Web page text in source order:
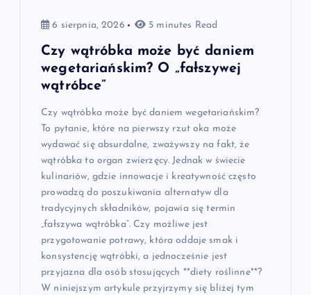
6 sierpnia, 2026 5 minutes Read
Czy wątróbka może być daniem
wegetariańskim? O „fałszywej
wątróbce”
Czy wątróbka może być daniem wegetariańskim?
To pytanie, które na pierwszy rzut oka może
wydawać się absurdalne, zważywszy na fakt, że
wątróbka to organ zwierzęcy. Jednak w świecie
kulinariów, gdzie innowacje i kreatywność często
prowadzą do poszukiwania alternatyw dla
tradycyjnych składników, pojawia się termin
„fałszywa wątróbka”. Czy możliwe jest
przygotowanie potrawy, która oddaje smak i
konsystencję wątróbki, a jednocześnie jest
przyjazna dla osób stosujących **diety roślinne**?
W niniejszym artykule przyjrzymy się bliżej tym